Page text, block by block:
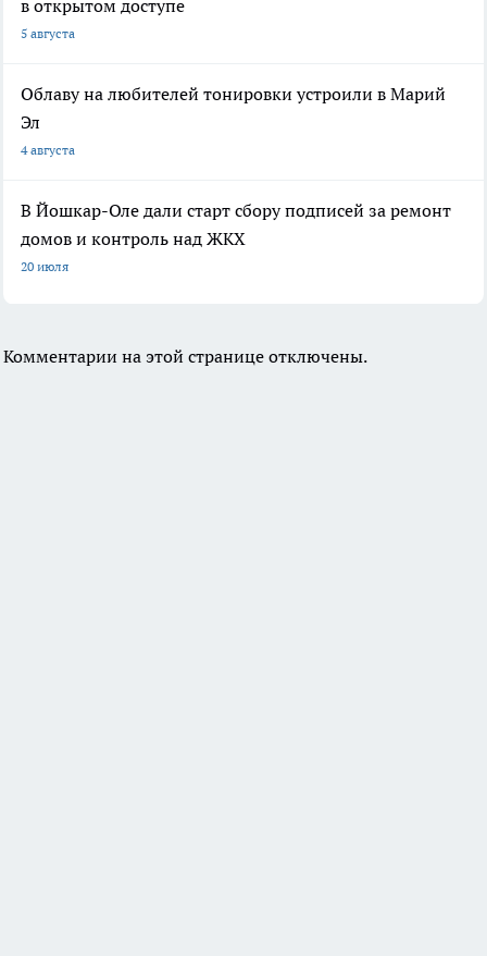
в открытом доступе
5 августа
Облаву на любителей тонировки устроили в Марий
Эл
4 августа
В Йошкар-Оле дали старт сбору подписей за ремонт
домов и контроль над ЖКХ
20 июля
Комментарии на этой странице отключены.